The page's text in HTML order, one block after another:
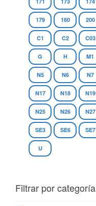
179 180 200
C1 C2 C03
G H M1
N5 N6 N7
N17 N18 N19
N25 N26 N27
SE3 SE6 SE7
U
Filtrar por categoría